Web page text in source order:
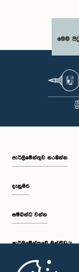
මෙම
පාර්ලි‌මේන්තුව නරඹන්න
දැනුමට
සම්බන්ධ වන්න
පාර්ලි‌මේන්තුවේ මන්ත්‍රීවරු